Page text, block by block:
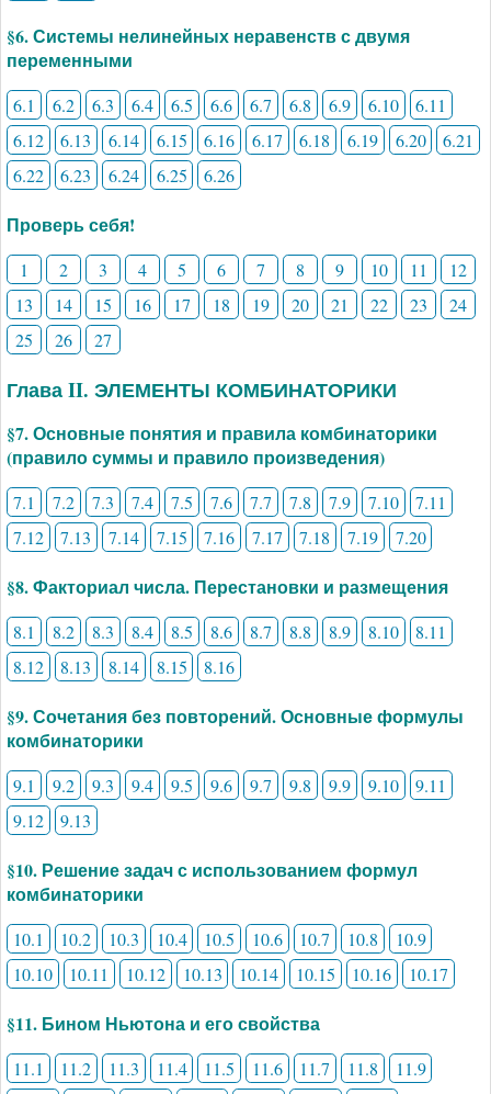
§6. Системы нелинейных неравенств с двумя
переменными
6.1 6.2 6.3 6.4 6.5 6.6 6.7 6.8 6.9 6.10
6.11
6.12
6.13 6.14 6.15 6.16 6.17 6.18 6.19 6.20
6.21
6.22
6.23 6.24 6.25 6.26
Проверь себя!
1 2 3 4 5 6 7 8 9 10 11
12
13
14 15 16 17 18 19 20 21 22 23
24
25
26 27
Глава II. ЭЛЕМЕНТЫ КОМБИНАТОРИКИ
§7. Основные понятия и правила комбинаторики
(правило суммы и правило произведения)
7.1 7.2 7.3 7.4 7.5 7.6 7.7 7.8 7.9 7.10
7.11
7.12
7.13 7.14 7.15 7.16 7.17 7.18 7.19 7.20
§8. Факториал числа. Перестановки и размещения
8.1 8.2 8.3 8.4 8.5 8.6 8.7 8.8 8.9 8.10
8.11
8.12
8.13 8.14 8.15 8.16
§9. Сочетания без повторений. Основные формулы
комбинаторики
9.1 9.2 9.3 9.4 9.5 9.6 9.7 9.8 9.9 9.10
9.11
9.12
9.13
§10. Решение задач с использованием формул
комбинаторики
10.1 10.2 10.3 10.4 10.5 10.6 10.7 10.8
10.9
10.10
10.11 10.12 10.13 10.14 10.15 10.16 10.17
§11. Бином Ньютона и его свойства
11.1 11.2 11.3 11.4 11.5 11.6 11.7 11.8
11.9